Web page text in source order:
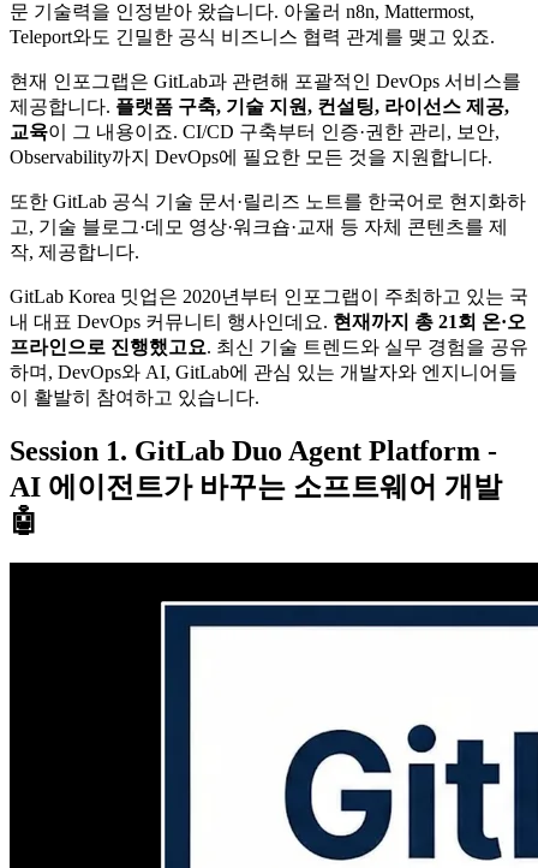
문 기술력을 인정받아 왔습니다. 아울러 n8n, Mattermost,
Teleport와도 긴밀한 공식 비즈니스 협력 관계를 맺고 있죠.
현재 인포그랩은 GitLab과 관련해 포괄적인 DevOps 서비스를
제공합니다. 플랫폼 구축, 기술 지원, 컨설팅, 라이선스 제공,
교육이 그 내용이죠. CI/CD 구축부터 인증·권한 관리, 보안,
Observability까지 DevOps에 필요한 모든 것을 지원합니다.
또한 GitLab 공식 기술 문서·릴리즈 노트를 한국어로 현지화하
고, 기술 블로그·데모 영상·워크숍·교재 등 자체 콘텐츠를 제
작, 제공합니다.
GitLab Korea 밋업은 2020년부터 인포그랩이 주최하고 있는 국
내 대표 DevOps 커뮤니티 행사인데요. 현재까지 총 21회 온·오
프라인으로 진행했고요. 최신 기술 트렌드와 실무 경험을 공유
하며, DevOps와 AI, GitLab에 관심 있는 개발자와 엔지니어들
이 활발히 참여하고 있습니다.
Session 1. GitLab Duo Agent Platform -
AI 에이전트가 바꾸는 소프트웨어 개발
🤖